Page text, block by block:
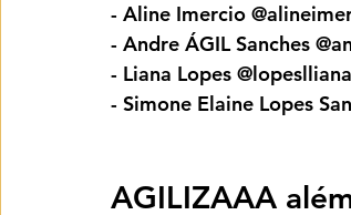
- Aline Imercio
- Andre ÁGIL Sanches
- Liana Lopes @lopeslliana
- Simone Elaine Lopes
AGILIZAAA